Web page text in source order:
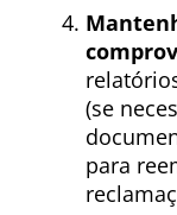
(se
para